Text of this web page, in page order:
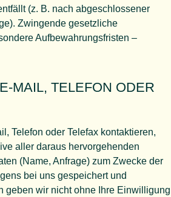
(z. B. nach abgeschlossener
Zwingende gesetzliche
Aufbewahrungsfristen –
MAIL, TELEFON ODER
Telefon oder Telefax kontaktieren,
aller daraus hervorgehenden
(Name, Anfrage) zum Zwecke der
bei uns gespeichert und
geben wir nicht ohne Ihre Einwilligung